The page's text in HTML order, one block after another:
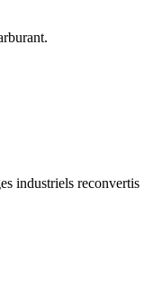
industriels reconvertis